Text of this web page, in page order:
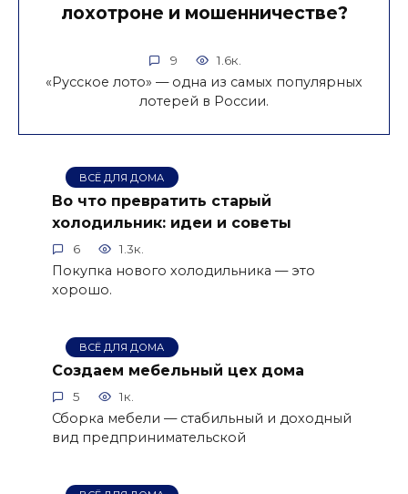
лохотроне и мошенничестве?
9 1.6к.
«Русское лото» — одна из самых популярных
лотерей в России.
ВСЁ ДЛЯ ДОМА
Во что превратить старый
холодильник: идеи и советы
6 1.3к.
Покупка нового холодильника — это
хорошо.
ВСЁ ДЛЯ ДОМА
Создаем мебельный цех дома
5 1к.
Сборка мебели — стабильный и доходный
вид предпринимательской